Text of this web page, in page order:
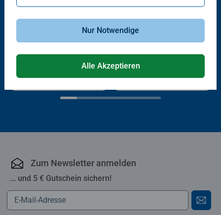
Krazy Wordz
Spiele für Erwachsene
Zum Newsletter anmelden
... und 5 € Gutschein sichern!
Nur Notwendige
Alle Akzeptieren